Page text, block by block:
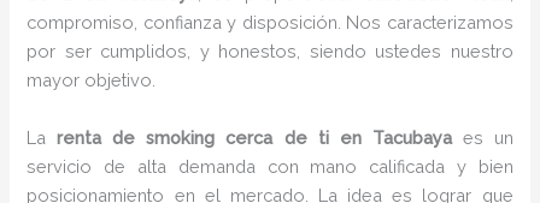
compromiso, confianza y disposición. Nos caracterizamos
por ser cumplidos, y honestos, siendo ustedes nuestro
mayor objetivo.
Larenta de smoking cerca de ti en Tacubaya es un
servicio de alta demanda con mano calificada y bien
posicionamiento en el mercado. La idea es lograr que